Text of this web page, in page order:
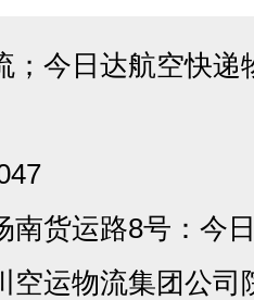
；今日达航空快递
南货运路8号：今
空运物流集团公司